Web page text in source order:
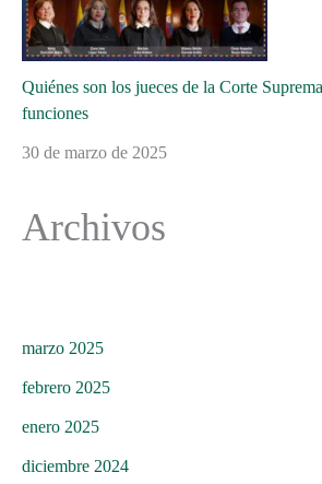
Quiénes son los jueces de la Corte
funciones
30 de marzo de 2025
Archivos
marzo 2025
febrero 2025
enero 2025
diciembre 2024